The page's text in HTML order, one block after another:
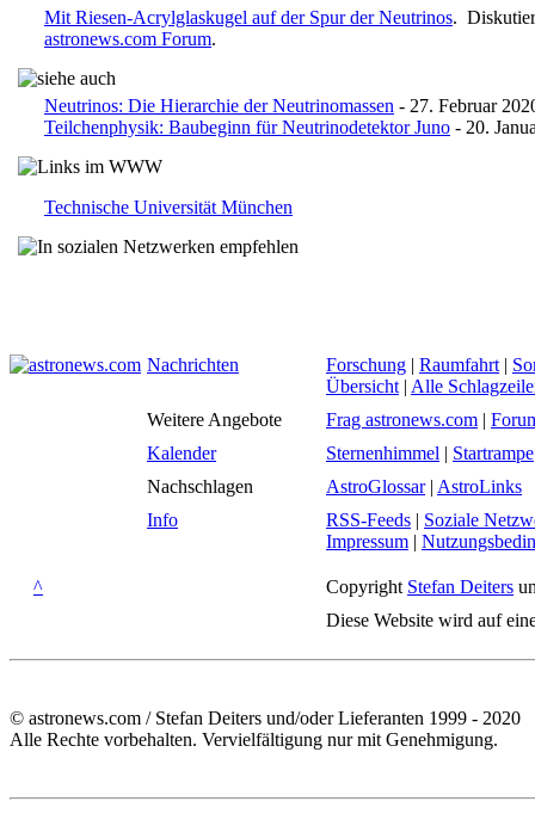
Mit Riesen-Acrylglaskugel auf der Spur der Neutrinos.
astronews.com Forum.
Neutrinos: Die Hierarchie der Neutrinomassen - 27. Februar
Teilchenphysik: Baubeginn für Neutrinodetektor Juno - 20.
Technische Universität München
Nachrichten Forschung | Raumfahrt |
Übersicht | Alle
Weitere Angebote
Frag astronews.com |
Kalender
Sternenhimmel | Startrampe
Nachschlagen
AstroGlossar| AstroLinks
Info
RSS-Feeds | Soziale
Impressum |
^ Copyright Stefan Deiters
Diese Website wird auf
© astronews.com / Stefan Deiters und/oder Lieferanten 1999 - 2020
Alle Rechte vorbehalten. Vervielfältigung nur mit Genehmigung.